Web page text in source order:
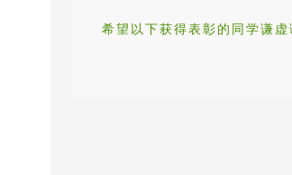
希望以下获得表彰的同学谦